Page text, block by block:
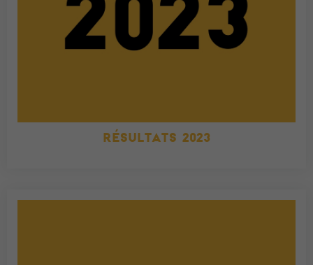
RÉSULTATS 2023